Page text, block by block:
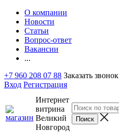
О компании
Новости
Статьи
Вопрос-ответ
Вакансии
...
+7 960 208 07 88 Заказать звонок
Вход Регистрация
Интернет
витрина
Великий
Новгород